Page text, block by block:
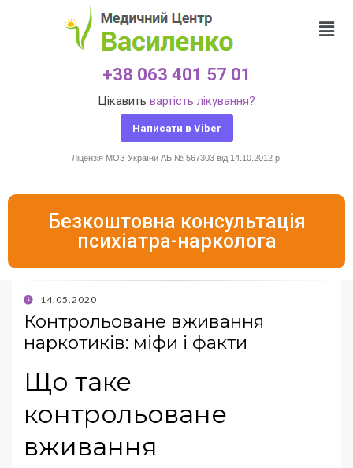
+38 063 401 57 01
Цікавить вартість лікування?
Написати в Viber
Ліцензія МОЗ України АБ № 567303 від 14.10.2012 р.
Безкоштовна консультація
психіатра-нарколога
14.05.2020
Контрольоване вживання
наркотиків: міфи і факти
Що таке
контрольоване
вживання